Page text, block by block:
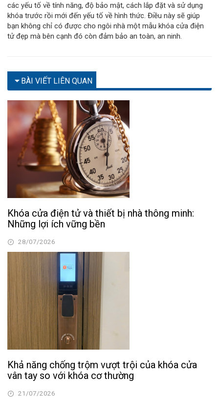
các yếu tố về tính năng, độ bảo mật, cách lắp đặt và sử dụng
khóa trước rồi mới đến yếu tố về hình thức. Điều này sẽ giúp
bạn không chỉ có được cho ngôi nhà một mẫu khóa cửa điện
tử đẹp mà bên cạnh đó còn đảm bảo an toàn, an ninh.
BÀI VIẾT LIÊN QUAN
Khóa cửa điện tử và thiết bị nhà thông minh:
Những lợi ích vững bền
28/07/2026
Khả năng chống trộm vượt trội của khóa cửa
vân tay so với khóa cơ thường
21/07/2026